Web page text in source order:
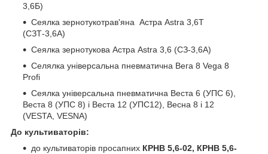
3,6Б)
Сеялка зернотукотрав'яна Астра Astra 3,6Т
(СЗТ-3,6А)
Сеялка зернотукова Астра Astra 3,6 (СЗ-3,6А)
Селялка універсальна пневматична Вега 8 Vega 8
Profi
Сеялка універсальна пневматична Веста 6 (УПС 6),
Веста 8 (УПС 8) і Веста 12 (УПС12), Весна 8 і 12
(VESTA, VESNA)
До культиваторів:
до культиваторів просапних КРНВ 5,6-02, КРНВ 5,6-